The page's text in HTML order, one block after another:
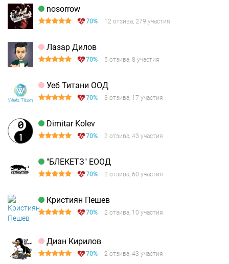
nosorrow
70% 12 отзива, 279 участия
Лазар Дилов
70% 5 отзива, 8 участия
Уеб Титани ООД
70% 3 отзива, 17 участия
Dimitar Kolev
70% 2 отзива, 43 участия
"БЛЕКЕТЗ" ЕООД
70% 2 отзива, 60 участия
Кристиян Пешев
70% 2 отзива, 10 участия
Диан Кирилов
70% 2 отзива, 43 участия